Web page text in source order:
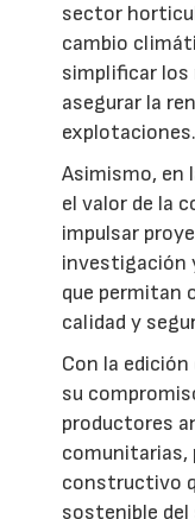
sector
cambio
simplificar los
asegurar la
explotaciones.
Asimismo, en
el valor de la
impulsar
investigación
que permitan
calidad y
Con la edición
su
productores
comunitarias,
constructivo
sostenible